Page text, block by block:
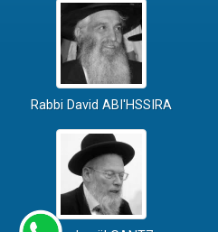
Rabbi David ABI'HSSIRA